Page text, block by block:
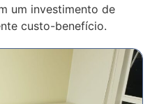
um investimento de
custo-benefício.